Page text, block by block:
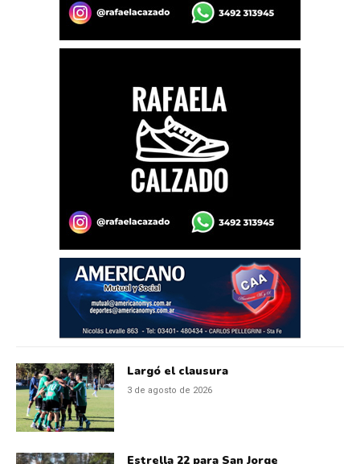
Largó el clausura
3 de agosto de 2026
Estrella 22 para San Jorge